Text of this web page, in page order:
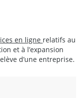
en ligne relatifs au
et à l’expansion
d’une entreprise.